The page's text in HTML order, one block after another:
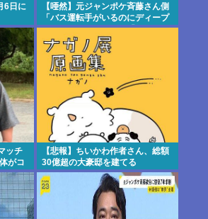
6日に
【唖然】元ジャンポケ斉藤さん側
「バス運転手がいるのにディープ
キスなんてできない」「Aさんの
供述には矛盾
点」・・・・・・・・・
ッチ
がコ
【悲報】ちいかわ作者さん、総額
30億超の大豪邸を建てる